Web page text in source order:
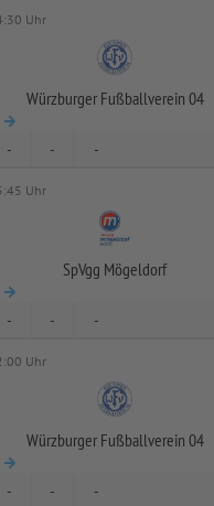
Uhr
Würzburger Fußballverein 04
- - -
Uhr
SpVgg Mögeldorf
- - -
Uhr
Würzburger Fußballverein 04
- - -